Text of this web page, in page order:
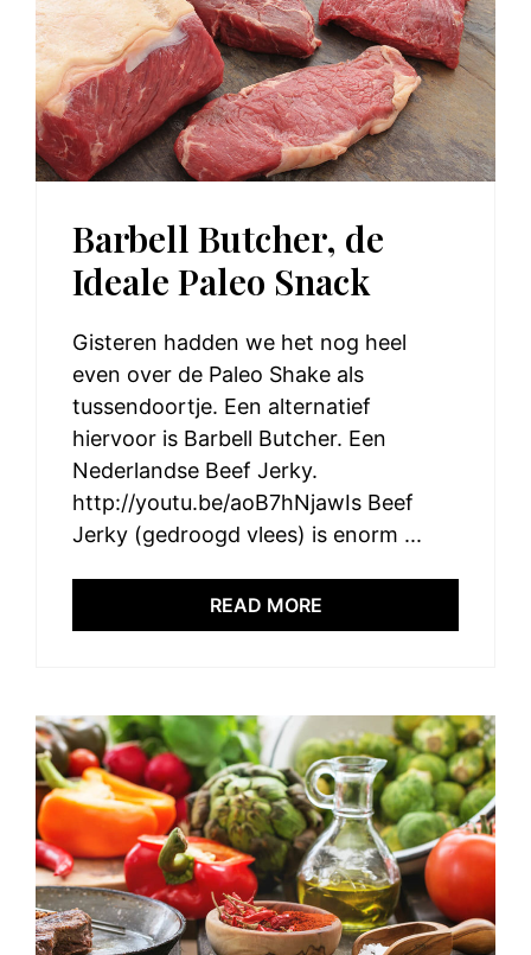
Barbell Butcher, de
Ideale Paleo Snack
Gisteren hadden we het nog heel
even over de Paleo Shake als
tussendoortje. Een alternatief
hiervoor is Barbell Butcher. Een
Nederlandse Beef Jerky.
http://youtu.be/aoB7hNjawIs Beef
Jerky (gedroogd vlees) is enorm ...
READ MORE